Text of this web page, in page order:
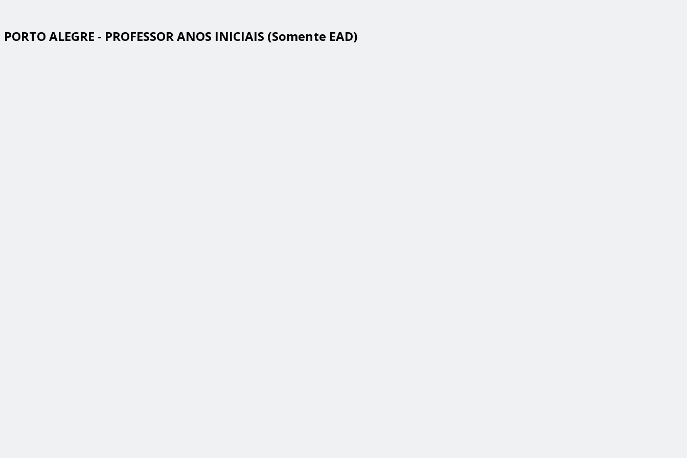
PORTO ALEGRE - PROFESSOR ANOS INICIAIS (Somente EAD)